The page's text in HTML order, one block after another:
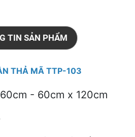
TIN SẢN PHẨM
THẢ MÃ TTP-103
- 60cm x 120cm